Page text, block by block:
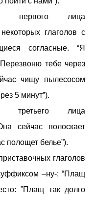
первого лица
глаголов с
согласные. “Я
тебе через
чищу пылесосом
5 минут”).
третьего лица
сейчас полоскает
полощет белье”).
глаголов
–ну-: “Плащ
”Плащ так долго